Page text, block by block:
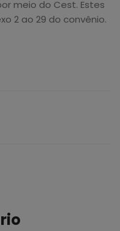
meio do Cest. Estes
2 ao 29 do convênio.